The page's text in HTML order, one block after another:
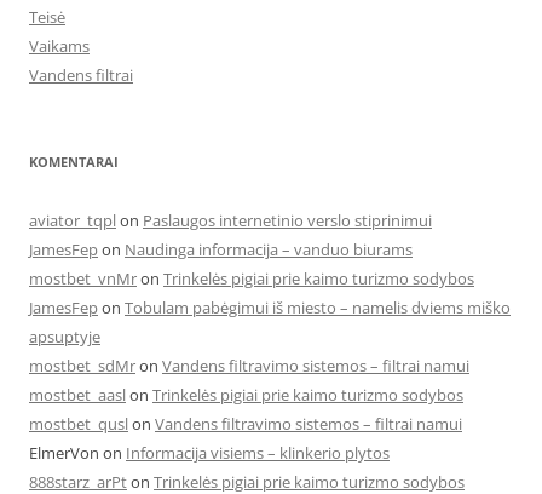
Teisė
Vaikams
Vandens filtrai
KOMENTARAI
aviator_tqplon Paslaugos internetinio verslo stiprinimui
JamesFepon Naudinga informacija – vanduo biurams
mostbet_vnMron Trinkelės pigiai prie kaimo turizmo sodybos
JamesFepon Tobulam pabėgimui iš miesto – namelis dviems miško
apsuptyje
mostbet_sdMron Vandens filtravimo sistemos – filtrai namui
mostbet_aaslon Trinkelės pigiai prie kaimo turizmo sodybos
mostbet_quslon Vandens filtravimo sistemos – filtrai namui
ElmerVon on Informacija visiems – klinkerio plytos
888starz_arPton Trinkelės pigiai prie kaimo turizmo sodybos